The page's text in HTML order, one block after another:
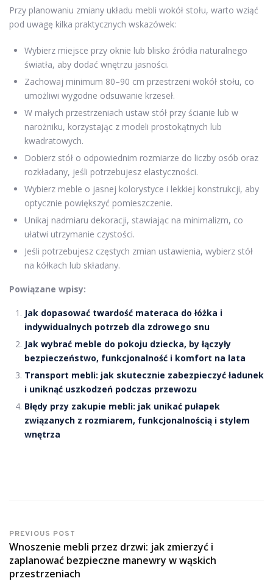
Przy planowaniu zmiany układu mebli wokół stołu, warto wziąć
pod uwagę kilka praktycznych wskazówek:
Wybierz miejsce przy oknie lub blisko źródła naturalnego
światła, aby dodać wnętrzu jasności.
Zachowaj minimum 80–90 cm przestrzeni wokół stołu, co
umożliwi wygodne odsuwanie krzeseł.
W małych przestrzeniach ustaw stół przy ścianie lub w
narożniku, korzystając z modeli prostokątnych lub
kwadratowych.
Dobierz stół o odpowiednim rozmiarze do liczby osób oraz
rozkładany, jeśli potrzebujesz elastyczności.
Wybierz meble o jasnej kolorystyce i lekkiej konstrukcji, aby
optycznie powiększyć pomieszczenie.
Unikaj nadmiaru dekoracji, stawiając na minimalizm, co
ułatwi utrzymanie czystości.
Jeśli potrzebujesz częstych zmian ustawienia, wybierz stół
na kółkach lub składany.
Powiązane wpisy:
Jak dopasować twardość materaca do łóżka i
indywidualnych potrzeb dla zdrowego snu
Jak wybrać meble do pokoju dziecka, by łączyły
bezpieczeństwo, funkcjonalność i komfort na lata
Transport mebli: jak skutecznie zabezpieczyć ładunek
i uniknąć uszkodzeń podczas przewozu
Błędy przy zakupie mebli: jak unikać pułapek
związanych z rozmiarem, funkcjonalnością i stylem
wnętrza
PREVIOUS POST
Wnoszenie mebli przez drzwi: jak zmierzyć i
zaplanować bezpieczne manewry w wąskich
przestrzeniach